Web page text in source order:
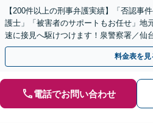
【200件以上の刑事弁護実績】「否認事
護士」「被害者のサポートもお任せ」地
速に接見へ駆けつけます！泉警察署／仙
仙台南警察署／仙台中央警察署／若林警
料金表を見
電話でお問い合わせ